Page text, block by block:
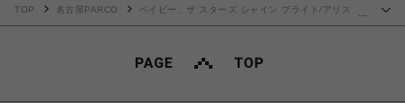
TOP 名古屋PARCO
ベイビー、ザ スターズ シャイン ブライト/アリス ア